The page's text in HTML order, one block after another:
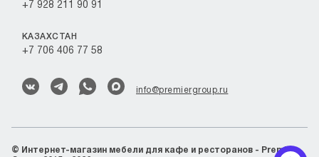
info@premiergroup.ru
+7 928 211 90 91
КАЗАХСТАН
+7 706 406 77 58
© Интернет-магазин мебели для кафе и ресторанов - Premier